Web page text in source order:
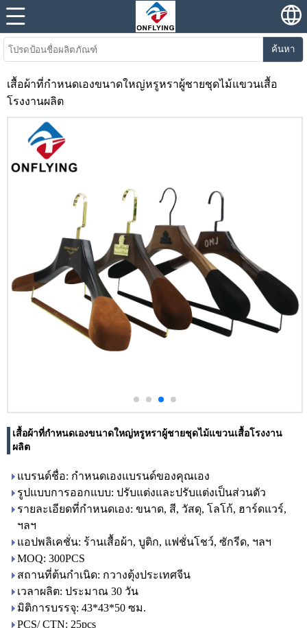
ค้นหา
เสื้อผ้าที่กำหนดเองขนาดใหญ่หรูหราผู้ชายชุดไม้แขวนเสื้อ
โรงงานผลิต
เสื้อผ้าที่กำหนดเองขนาดใหญ่หรูหราผู้ชายชุดไม้แขวนเสื้อโรงงาน
ผลิต
แบรนด์ชื่อ: กำหนดเองแบรนด์ของคุณเอง
รูปแบบการออกแบบ: ปรับแต่งและปรับแต่งเป็นส่วนตัว
รายละเอียดที่กำหนดเอง: ขนาด, สี, วัสดุ, โลโก้, ฮาร์ดแวร์,
ฯลฯ
แอปพลิเคชั่น: ร้านเสื้อผ้า, บูติก, แฟชั่นโชว์, ซักรีด, ฯลฯ
MOQ: 300PCS
สถานที่ต้นกำเนิด: กวางตุ้งประเทศจีน
เวลาผลิต: ประมาณ 30 วัน
มิติการบรรจุ: 43*43*50 ซม.
PCS/ CTN: 25pcs